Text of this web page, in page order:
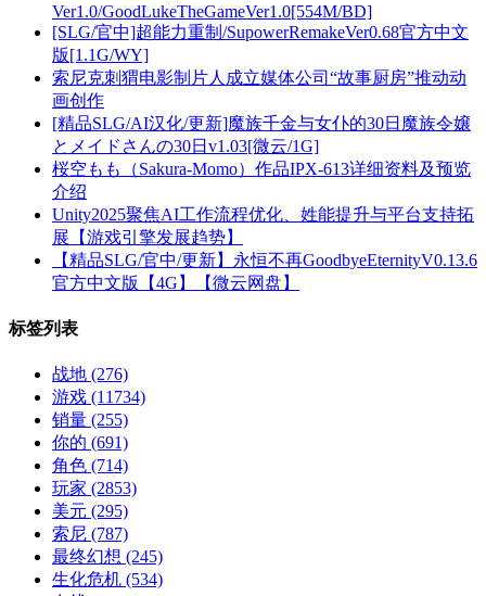
Ver1.0/GoodLukeTheGameVer1.0[554M/BD]
[SLG/官中]超能力重制/SupowerRemakeVer0.68官方中文
版[1.1G/WY]
索尼克刺猬电影制片人成立媒体公司“故事厨房”推动动
画创作
[精品SLG/AI汉化/更新]魔族千金与女仆的30日魔族令嬢
とメイドさんの30日v1.03[微云/1G]
桜空もも（Sakura-Momo）作品IPX-613详细资料及预览
介绍
Unity2025聚焦AI工作流程优化、姓能提升与平台支持拓
展【游戏引擎发展趋势】
【精品SLG/官中/更新】永恒不再GoodbyeEternityV0.13.6
官方中文版【4G】【微云网盘】
标签列表
战地 (276)
游戏 (11734)
销量 (255)
你的 (691)
角色 (714)
玩家 (2853)
美元 (295)
索尼 (787)
最终幻想 (245)
生化危机 (534)